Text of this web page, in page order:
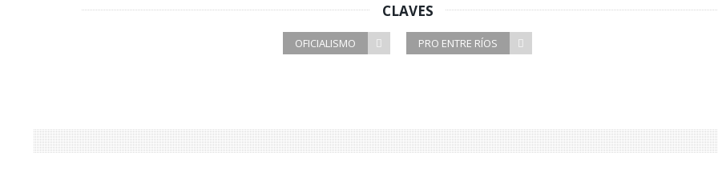
CLAVES
OFICIALISMO PRO ENTRE RÍOS